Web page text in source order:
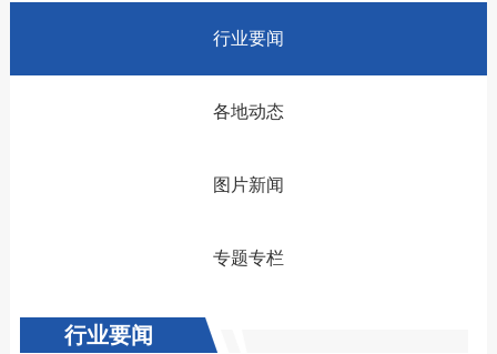
行业要闻
各地动态
图片新闻
专题专栏
行业要闻